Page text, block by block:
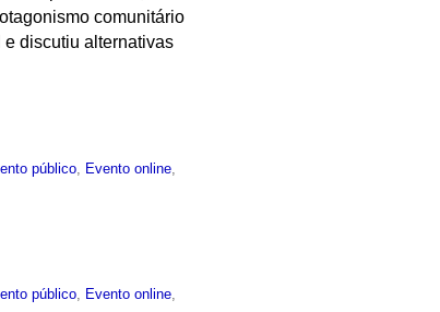
comunitário
e discutiu alternativas
público Evento online
público, Evento online,